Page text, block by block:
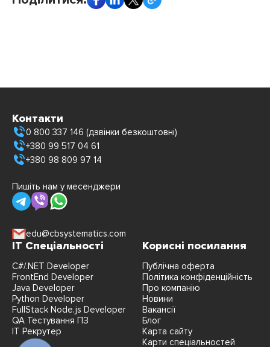
Контакти
0 800 337 146 (дзвінки безкоштовні)
+380 99 517 04 61
+380 98 809 97 14
Пишіть нам у месенджери
edu@cbsystematics.com
IT Спеціальності
C#/.NET Developer
FrontEnd Developer
Java Developer
Python Developer
FullStack Node.js Developer
QA Тестування ПЗ
IT Рекрутер
Корисні посилання
Публічна оферта
Політика конфіденційність
Про компанію
Новини
Вакансії
Блог
Карта сайту
Карти спеціальностей